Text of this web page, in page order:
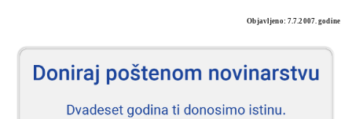
Objavljeno: 7.7.2007. godine